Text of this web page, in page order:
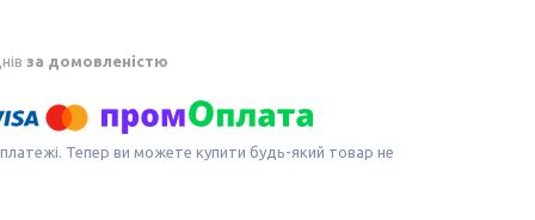
за домовленістю
платежі. Тепер ви можете купити будь-який товар не